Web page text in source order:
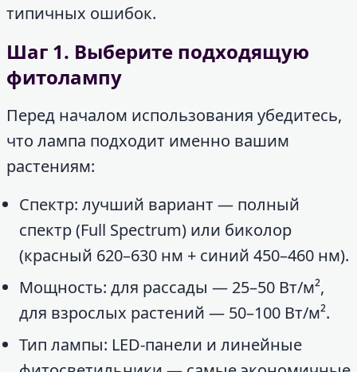
типичных ошибок.
Шаг 1. Выберите подходящую
фитолампу
Перед началом использования убедитесь,
что лампа подходит именно вашим
растениям:
Спектр: лучший вариант — полный
спектр (Full Spectrum) или биколор
(красный 620–630 нм + синий 450–460 нм).
Мощность: для рассады — 25–50 Вт/м²,
для взрослых растений — 50–100 Вт/м².
Тип лампы: LED-панели и линейные